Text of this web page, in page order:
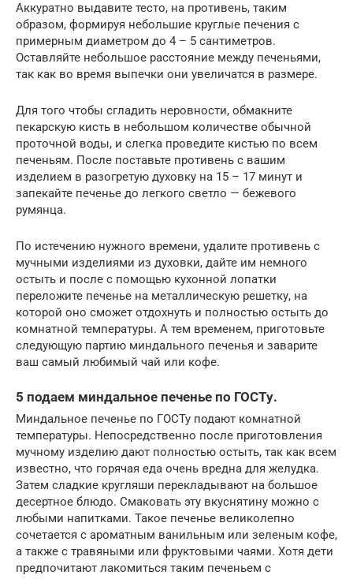
Аккуратно выдавите тесто, на противень, таким
образом, формируя небольшие круглые печения с
примерным диаметром до 4 – 5 сантиметров.
Оставляйте небольшое расстояние между печеньями,
так как во время выпечки они увеличатся в размере.
Для того чтобы сгладить неровности, обмакните
пекарскую кисть в небольшом количестве обычной
проточной воды, и слегка проведите кистью по всем
печеньям. После поставьте противень с вашим
изделием в разогретую духовку на 15 – 17 минут и
запекайте печенье до легкого светло — бежевого
румянца.
По истечению нужного времени, удалите противень с
мучными изделиями из духовки, дайте им немного
остыть и после с помощью кухонной лопатки
переложите печенье на металлическую решетку, на
которой оно сможет отдохнуть и полностью остыть до
комнатной температуры. А тем временем, приготовьте
следующую партию миндального печенья и заварите
ваш самый любимый чай или кофе.
5 подаем миндальное печенье по ГОСТу.
Миндальное печенье по ГОСТу подают комнатной
температуры. Непосредственно после приготовления
мучному изделию дают полностью остыть, так как всем
известно, что горячая еда очень вредна для желудка.
Затем сладкие кругляши перекладывают на большое
десертное блюдо. Смаковать эту вкуснятину можно с
любыми напитками. Такое печенье великолепно
сочетается с ароматным ванильным или зеленым кофе,
а также с травяными или фруктовыми чаями. Хотя дети
предпочитают лакомиться таким печеньем с